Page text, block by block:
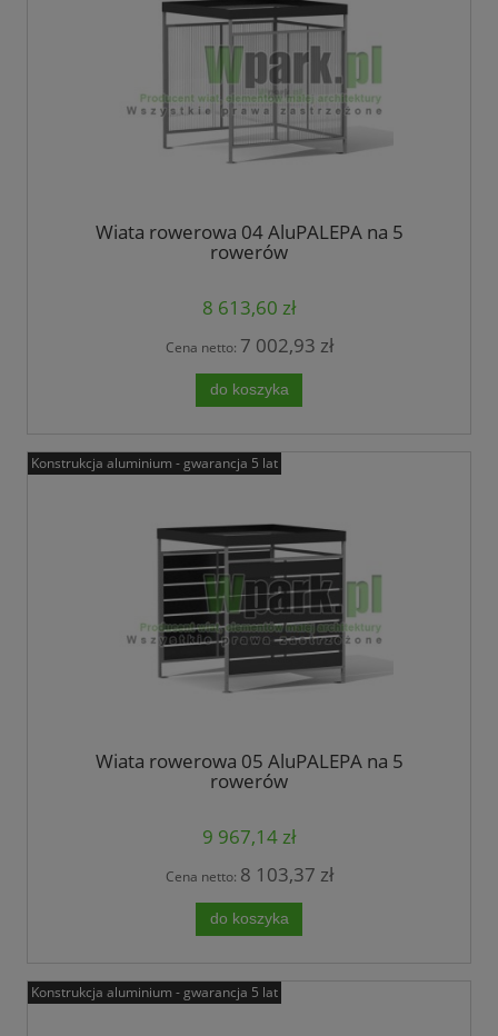
Wiata rowerowa 04 AluPALEPA na 5
rowerów
8 613,60 zł
Cena netto: 7 002,93 zł
do koszyka
Wiata rowerowa 05 AluPALEPA na 5
rowerów
9 967,14 zł
Cena netto: 8 103,37 zł
do koszyka
Konstrukcja aluminium - gwarancja 5 lat
Konstrukcja aluminium - gwarancja 5 lat